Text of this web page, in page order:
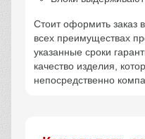
Стоит оформить заказ
всех преимуществах
указанные сроки
качество изделия,
непосредственно